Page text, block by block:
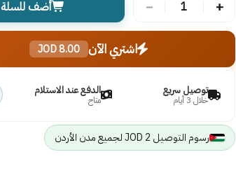
+
1
− أضف للسلة
اشتري الآن 8.00 JOD
توصيل سريع
خلال 3 أيام
الدفع عند الاستلام
متاح
رسوم التوصيل 2 JOD لجميع مدن الأردن